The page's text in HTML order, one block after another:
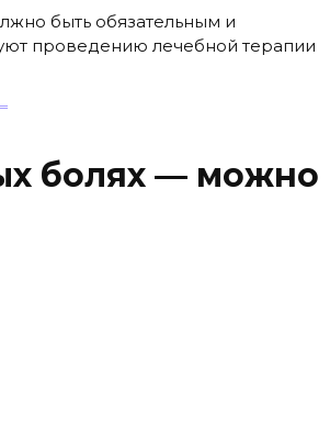
быть обязательным и
проведению лечебной терапии
болях — можно